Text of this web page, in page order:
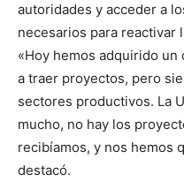
autoridades y acceder a
necesarios para reactivar
«Hoy hemos adquirido un
a traer proyectos, pero
sectores productivos. La
mucho, no hay los
recibíamos, y nos hemos
destacó.